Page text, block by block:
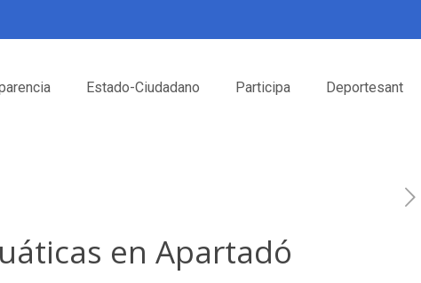
Estado-Ciudadano Participa Deportesant
en Apartadó